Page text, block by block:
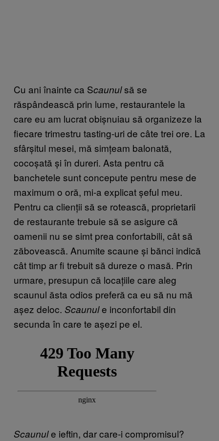
Cu ani înainte ca Scaunulsă se
răspândească prin lume, restaurantele la
care eu am lucrat obișnuiau să organizeze la
fiecare trimestru tasting-uri de câte trei ore. La
sfârșitul mesei, mă simțeam balonată,
cocoșată și în dureri. Asta pentru că
banchetele sunt concepute pentru mese de
maximum o oră, mi-a explicat șeful meu.
Pentru ca clienții să se rotească, proprietarii
de restaurante trebuie să se asigure că
oamenii nu se simt prea confortabili, cât să
zăbovească. Anumite scaune și bănci indică
cât timp ar fi trebuit să dureze o masă. Prin
urmare, presupun că locațiile care aleg
scaunul ăsta odios preferă ca eu să nu mă
așez deloc. Scaunule inconfortabil din
secunda în care te așezi pe el.
Scaunule ieftin, dar care-i compromisul?